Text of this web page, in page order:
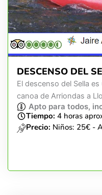
DESCENSO DEL
El descenso del Sella
canoa de Arriondas a
Apto para todos,
Tiempo: 4 horas
Precio: Niños: 25€ -